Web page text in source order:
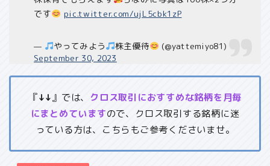
です
pic.twitter.com/ujL5cbk1zP
— やってみよう 株主優待
(@yattemiyo81)
September 30, 2023
『↓↓』では、 クロス取引におすすめな銘柄を月毎
にまとめていますので、クロス取引する銘柄に迷
っている方は、こちらもご参考くださいませ。